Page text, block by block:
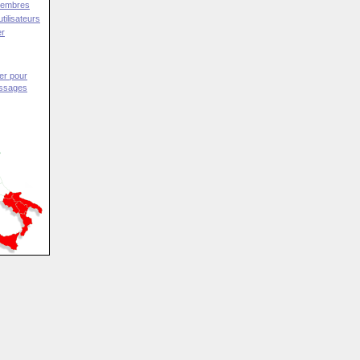
pour